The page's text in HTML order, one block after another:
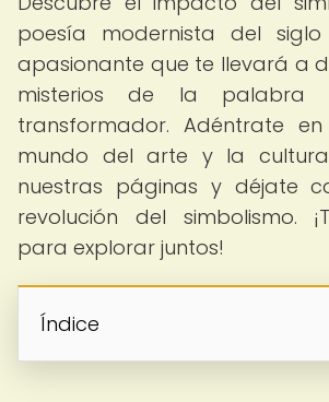
poesía modernista del
apasionante que te llevará a
misterios de la
transformador. Adéntrate
mundo del arte y la
nuestras páginas y déjate
revolución del simbolismo.
para explorar juntos!
Índice